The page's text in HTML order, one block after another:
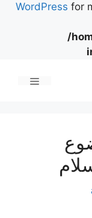
WordPress for
/